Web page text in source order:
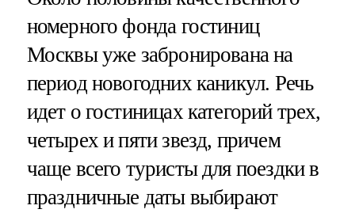
номерного фонда гостиниц
Москвы уже забронирована на
период новогодних каникул. Речь
идет о гостиницах категорий трех,
четырех и пяти звезд, причем
чаще всего туристы для поездки в
праздничные даты выбирают